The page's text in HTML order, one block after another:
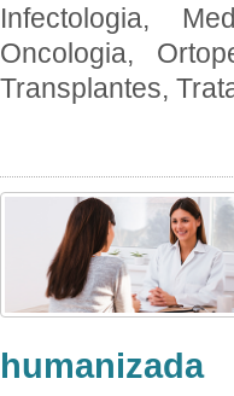
Infectologia,
Oncologia,
Transplantes,
humanizada